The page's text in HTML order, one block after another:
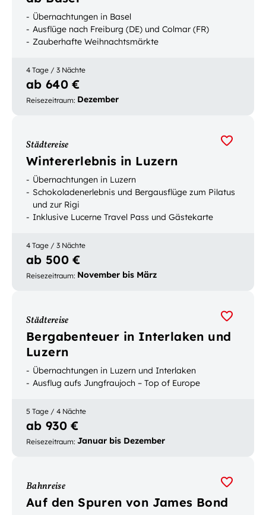
Übernachtungen in Basel
Ausflüge nach Freiburg (DE) und Colmar (FR)
Zauberhafte Weihnachtsmärkte
4 Tage / 3 Nächte
ab 640 €
Reisezeitraum: Dezember
Städtereise
Wintererlebnis in Luzern
Übernachtungen in Luzern
Schokoladenerlebnis und Bergausflüge zum Pilatus
und zur Rigi
Inklusive Lucerne Travel Pass und Gästekarte
4 Tage / 3 Nächte
ab 500 €
Reisezeitraum: November bis März
Städtereise
Bergabenteuer in Interlaken und
Luzern
Übernachtungen in Luzern und Interlaken
Ausflug aufs Jungfraujoch – Top of Europe
5 Tage / 4 Nächte
ab 930 €
Reisezeitraum: Januar bis Dezember
Bahnreise
Auf den Spuren von James Bond